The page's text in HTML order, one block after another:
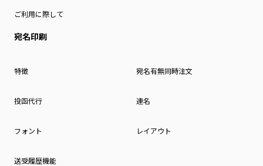
ご利用に際して
宛名印刷
特徴 宛名有無同時注文
投函代行 連名
フォント レイアウト
送受履歴機能